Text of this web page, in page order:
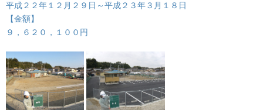
平成２２年１２月２９日～平成２３年３月１８日
【金額】
９，６２０，１００円